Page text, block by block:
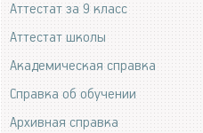
Аттестат за 9 класс
Аттестат школы
Академическая справка
Справка об обучении
Архивная справка